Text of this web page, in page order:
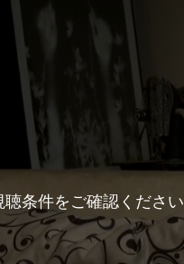
条件をご確認ください